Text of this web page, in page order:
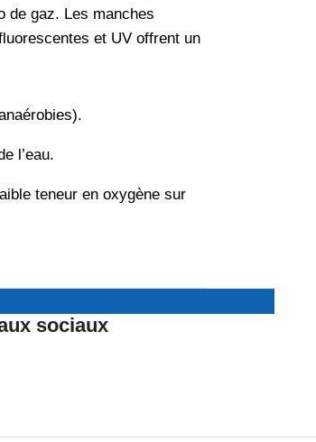
de gaz. Les manches
et UV offrent un
l’eau.
teneur en oxygène sur
sociaux